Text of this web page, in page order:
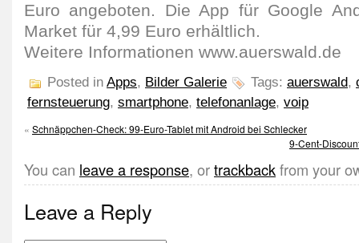
Euro angeboten. Die App für Google
Market für 4,99 Euro erhältlich.
Weitere Informationen www.auerswald.de
Posted in Apps, Bilder Galerie Tags: auerswald,
fernsteuerung, smartphone, telefonanlage, voip
« Schnäppchen-Check: 99-Euro-Tablet mit Android bei Schlecker
9-Cent-
You can leave a response, ortrackbackfrom your
Leave a Reply